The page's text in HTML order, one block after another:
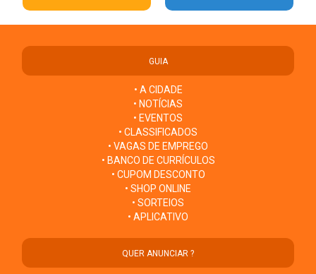
GUIA
• A CIDADE
• NOTÍCIAS
• EVENTOS
• CLASSIFICADOS
• VAGAS DE EMPREGO
• BANCO DE CURRÍCULOS
• CUPOM DESCONTO
• SHOP ONLINE
• SORTEIOS
• APLICATIVO
QUER ANUNCIAR ?